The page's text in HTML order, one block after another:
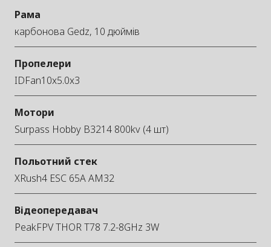
Рама
карбонова Gedz, 10 дюймів
Пропелери
IDFan10x5.0x3
Мотори
Surpass Hobby B3214 800kv (4 шт)
Польотний стек
XRush4 ESC 65A AM32
Відеопередавач
PeakFPV THOR T78 7.2-8GHz 3W